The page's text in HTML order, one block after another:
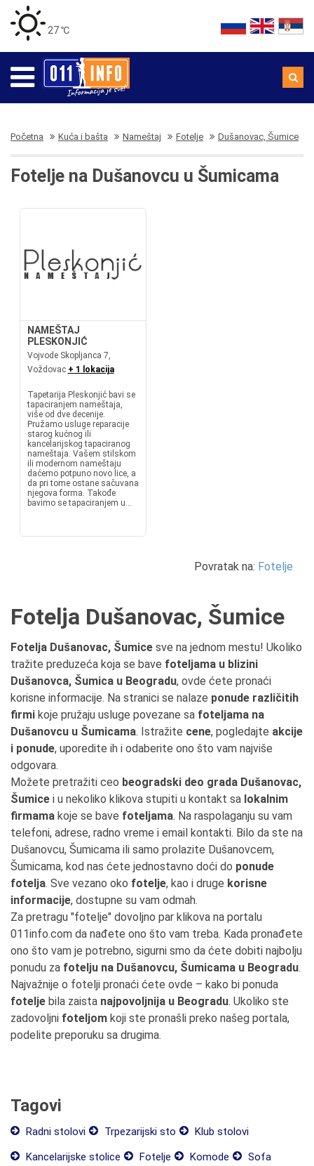
27 ℃
Početna Kuća i bašta Nameštaj Fotelje Dušanovac, Šumice
Fotelje na Dušanovcu u Šumicama
NAMEŠTAJ
PLESKONJIĆ
Vojvode Skopljanca 7,
Voždovac + 1 lokacija
Tapetarija Pleskonjić bavi se
tapaciranjem nameštaja,
više od dve decenije.
Pružamo usluge reparacije
starog kućnog ili
kancelarijskog tapaciranog
nameštaja. Vašem stilskom
ili modernom nameštaju
daćemo potpuno novo lice, a
da pri tome ostane sačuvana
njegova forma. Takođe
bavimo se tapaciranjem u...
Povratak na: Fotelje
Fotelja Dušanovac, Šumice
Fotelja Dušanovac, Šumice sve na jednom mestu! Ukoliko
tražite preduzeća koja se bave foteljama u blizini
Dušanovca, Šumica u Beogradu, ovde ćete pronaći
korisne informacije. Na stranici se nalaze ponude različitih
firmi koje pružaju usluge povezane sa foteljama na
Dušanovcu u Šumicama. Istražite cene, pogledajte akcije
i ponude, uporedite ih i odaberite ono što vam najviše
odgovara.
Možete pretražiti ceo beogradski deo grada Dušanovac,
Šumice i u nekoliko klikova stupiti u kontakt sa lokalnim
firmama koje se bave foteljama. Na raspolaganju su vam
telefoni, adrese, radno vreme i email kontakti. Bilo da ste na
Dušanovcu, Šumicama ili samo prolazite Dušanovcem,
Šumicama, kod nas ćete jednostavno doći do ponude
fotelja. Sve vezano oko fotelje, kao i druge korisne
informacije, dostupne su vam odmah.
Za pretragu "fotelje" dovoljno par klikova na portalu
011info.com da nađete ono što vam treba. Kada pronađete
ono što vam je potrebno, sigurni smo da ćete dobiti najbolju
ponudu za fotelju na Dušanovcu, Šumicama u Beogradu.
Najvažnije o fotelji pronaći ćete ovde – kako bi ponuda
fotelje bila zaista najpovoljnija u Beogradu. Ukoliko ste
zadovoljni foteljom koji ste pronašli preko našeg portala,
podelite preporuku sa drugima.
Tagovi
Radni stolovi Trpezarijski sto
Klub stolovi
Kancelarijske stolice
Fotelje Komode
Sofa